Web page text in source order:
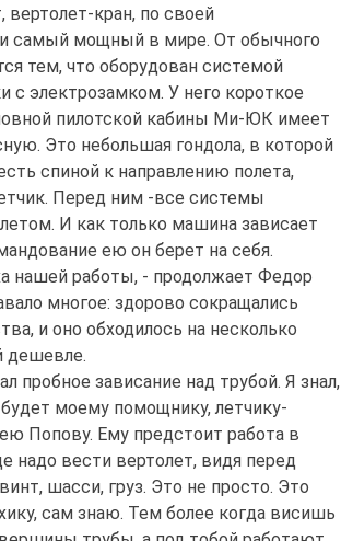
кран, по своей
самый мощный в мире. От обычного
тем, что оборудован системой
с электрозамком. У него короткое
пилотской кабины Ми-ЮК имеет
Это небольшая гондола, в которой
спиной к направлению полета,
Перед ним -все системы
И как только машина зависает
ею он берет на себя.
нашей работы, - продолжает Федор
многое: здорово сокращались
и оно обходилось на несколько
дешевле.
пробное зависание над трубой. Я знал,
моему помощнику, летчику-
Попову. Ему предстоит работа в
надо вести вертолет, видя перед
шасси, груз. Это не просто. Это
сам знаю. Тем более когда висишь